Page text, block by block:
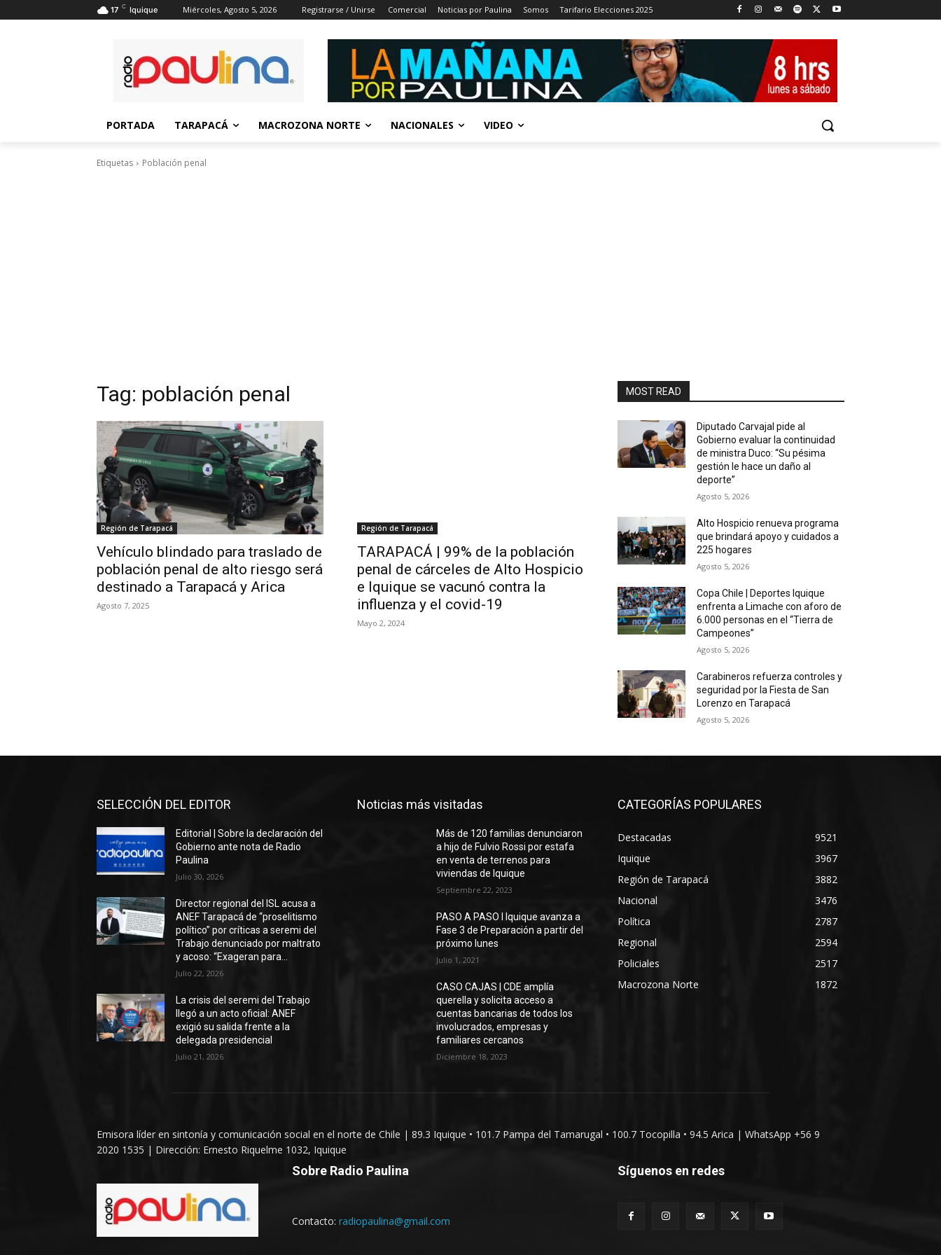
17 C Iquique Miércoles, Agosto 5, 2026 Registrarse / Unirse Comercial Noticias por Paulina Somos Tarifario Elecciones 2025
PORTADA TARAPACÁ MACROZONA NORTE NACIONALES VIDEO
Etiquetas Población penal
Tag: población penal
Región de Tarapacá
Vehículo blindado para traslado de
población penal de alto riesgo será
destinado a Tarapacá y Arica
Agosto 7, 2025
Región de Tarapacá
TARAPACÁ | 99% de la población
penal de cárceles de Alto Hospicio
e Iquique se vacunó contra la
influenza y el covid-19
Mayo 2, 2024
MOST READ
Diputado Carvajal pide al
Gobierno evaluar la continuidad
de ministra Duco: “Su pésima
gestión le hace un daño al
deporte”
Agosto 5, 2026
Alto Hospicio renueva programa
que brindará apoyo y cuidados a
225 hogares
Agosto 5, 2026
Copa Chile | Deportes Iquique
enfrenta a Limache con aforo de
6.000 personas en el “Tierra de
Campeones”
Agosto 5, 2026
Carabineros refuerza controles y
seguridad por la Fiesta de San
Lorenzo en Tarapacá
Agosto 5, 2026
SELECCIÓN DEL EDITOR
Editorial | Sobre la declaración del
Gobierno ante nota de Radio
Paulina
Julio 30, 2026
Director regional del ISL acusa a
ANEF Tarapacá de “proselitismo
político” por críticas a seremi del
Trabajo denunciado por maltrato
y acoso: “Exageran para...
Julio 22, 2026
La crisis del seremi del Trabajo
llegó a un acto oficial: ANEF
exigió su salida frente a la
delegada presidencial
Julio 21, 2026
Noticias más visitadas
Más de 120 familias denunciaron
a hijo de Fulvio Rossi por estafa
en venta de terrenos para
viviendas de Iquique
Septiembre 22, 2023
PASO A PASO I Iquique avanza a
Fase 3 de Preparación a partir del
próximo lunes
Julio 1, 2021
CASO CAJAS | CDE amplía
querella y solicita acceso a
cuentas bancarias de todos los
involucrados, empresas y
familiares cercanos
Diciembre 18, 2023
CATEGORÍAS POPULARES
Destacadas
9521
Iquique
3967
Región de Tarapacá
3882
Nacional
3476
Política
2787
Regional
2594
Policiales
2517
Macrozona Norte
1872
Emisora líder en sintonía y comunicación social en el norte de Chile | 89.3 Iquique • 101.7 Pampa del Tamarugal • 100.7 Tocopilla • 94.5 Arica | WhatsApp +56 9
2020 1535 | Dirección: Ernesto Riquelme 1032, Iquique
Sobre Radio Paulina
Contacto: radiopaulina@gmail.com
Síguenos en redes